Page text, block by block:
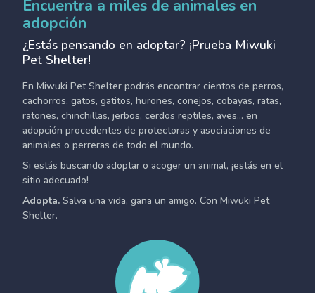
Encuentra a miles de animales en
adopción
¿Estás pensando en adoptar? ¡Prueba Miwuki
Pet Shelter!
En Miwuki Pet Shelter podrás encontrar cientos de perros,
cachorros, gatos, gatitos, hurones, conejos, cobayas, ratas,
ratones, chinchillas, jerbos, cerdos reptiles, aves... en
adopción procedentes de protectoras y asociaciones de
animales o perreras de todo el mundo.
Si estás buscando adoptar o acoger un animal, ¡estás en el
sitio adecuado!
Adopta. Salva una vida, gana un amigo. Con Miwuki Pet
Shelter.